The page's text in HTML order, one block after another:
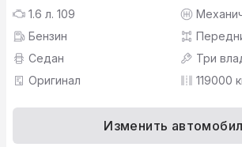
1.6 л. 109
Бензин
Седан
Три
Оригинал
119000
Изменить